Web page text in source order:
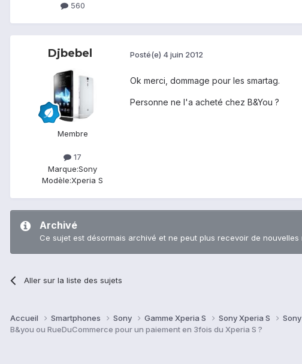
560
Djbebel
Membre
17
Marque:Sony
Modèle:Xperia S
Posté(e) 4 juin 2012
Ok merci, dommage pour les smartag.
Personne ne l'a acheté chez B&You ?
Archivé
Ce sujet est désormais archivé et ne peut plus recevoir de nouvelles
Aller sur la liste des sujets
Accueil Smartphones Sony Gamme Xperia S Sony Xperia S
B&you ou RueDuCommerce pour un paiement en 3fois du Xperia S ?